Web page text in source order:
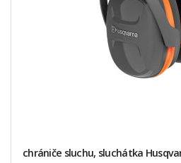
chrániče sluchu, sluchátka